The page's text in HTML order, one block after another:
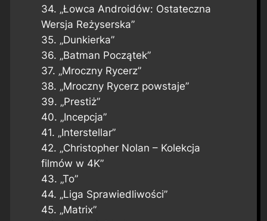
34. „Łowca Androidów: Ostateczna
Wersja Reżyserska”
35. „Dunkierka”
36. „Batman Początek”
37. „Mroczny Rycerz”
38. „Mroczny Rycerz powstaje”
39. „Prestiż”
40. „Incepcja”
41. „Interstellar”
42. „Christopher Nolan – Kolekcja
filmów w 4K”
43. „To”
44. „Liga Sprawiedliwości”
45. „Matrix”